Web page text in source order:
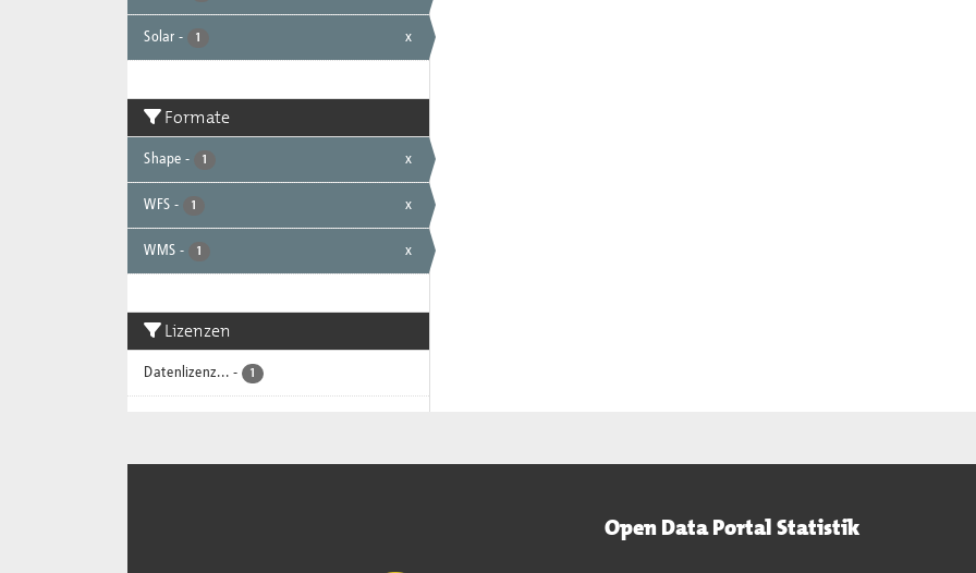
Solar - 1 x
Formate
Shape - 1 x
WFS - 1 x
WMS - 1 x
Lizenzen
Datenlizenz... - 1
Open Data Portal Statistik